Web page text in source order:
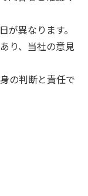
が異なります。
り、当社の意見
の判断と責任で